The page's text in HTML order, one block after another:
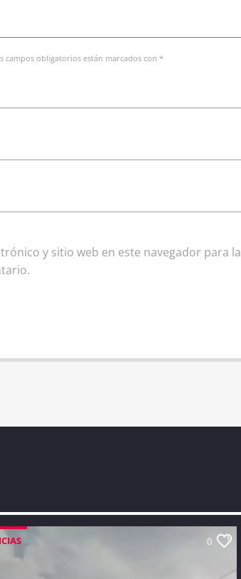
campos obligatorios están marcados con *
y sitio web en este navegador para la
0